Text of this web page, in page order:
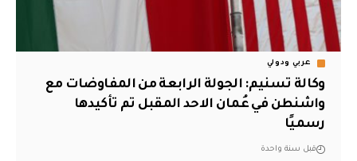
عربي ودولي
وكالة تسنيم: الجولة الرابعة من المفاوضات مع
واشنطن في عُمان الاحد المقبل تم تأكيدها
رسميًا
قبل سنة واحدة